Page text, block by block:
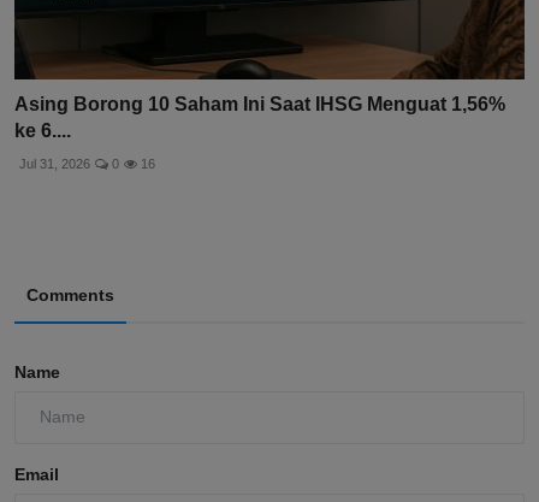
Asing Borong 10 Saham Ini Saat IHSG Menguat 1,56%
ke 6....
Jul 31, 2026 0 16
Comments
Name
Email